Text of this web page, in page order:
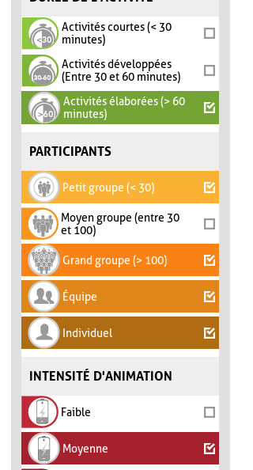
Activités courtes (< 30
minutes)
Activités développées
(Entre 30 et 60 minutes)
Activités élaborées (> 60
minutes)
PARTICIPANTS
Petit groupe (< 30)
Moyen groupe (entre 30
et 100)
Grand groupe (> 100)
Équipe
Individuel
INTENSITÉ D'ANIMATION
Faible
Moyenne